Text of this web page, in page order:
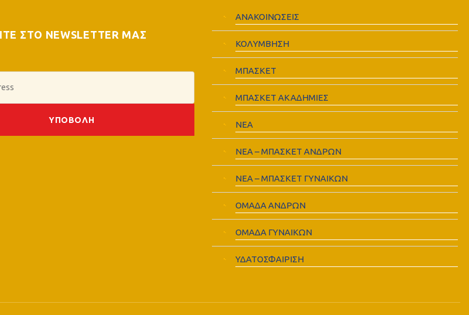
ΣΤΟ NEWSLETTER ΜΑΣ
ΑΝΑΚΟΙΝΩΣΕΙΣ
ΚΟΛΥΜΒΗΣΗ
ΜΠΑΣΚΕΤ
ΜΠΑΣΚΕΤ ΑΚΑΔΗΜΙΕΣ
ΝΕΑ
ΝΕΑ – ΜΠΑΣΚΕΤ ΑΝΔΡΩΝ
ΝΕΑ – ΜΠΑΣΚΕΤ ΓΥΝΑΙΚΩΝ
ΟΜΑΔΑ ΑΝΔΡΩΝ
ΟΜΑΔΑ ΓΥΝΑΙΚΩΝ
ΥΔΑΤΟΣΦΑΙΡΙΣΗ